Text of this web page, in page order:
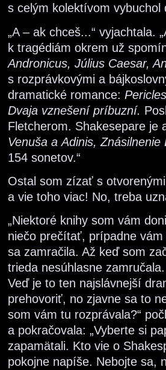
s celým kolektívom vybuchol
„A – ak chceš...“ vyjachtala.
k tragédiám okrem už
Andronicus, Július Caesar,
s rozprávkovými a
dramatické romance:
Dvaja vznešení príbuzní.
Fletcherom. Shakesepare je
Venuša a Adinis,
154 sonetov.“
Ostal som zízať s
a vie toho viac! No, treba
„Niektoré knihy som vám
niečo prečítať, prípadne
sa zamračila. Až keď som
trieda nesúhlasne
Veď je to ten najslávnejší
prehovoriť, no zjavne sa to
som vám tu rozprávala?“
a pokračovala: „Vyberte si
zapamätali. Kto vie o
pokojne napíše. Nebojte sa,